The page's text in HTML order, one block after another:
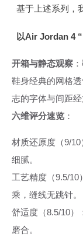
基于上述系列，
以Air Jordan 4
开箱与静态观察
鞋身经典的网格
志的字体与间距经
六维评分速览 ：
材质还原度（9/
细腻。
工艺精度（9.5/10
乘，缝线无跳针。
舒适度（8.5/10）
磨合。